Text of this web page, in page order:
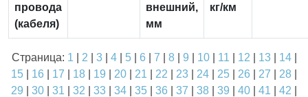
провода
(кабеля)
внешний,
мм
кг/км
Страница: 1 2 3| 4| 5| 6 7 8| 9 10| 11 12 13| 14|
15
16 17 18 19 20 21 22 23 24 25 26 27 28
29
30 31 32 33 34 35 36 37 38 39 40 41 42